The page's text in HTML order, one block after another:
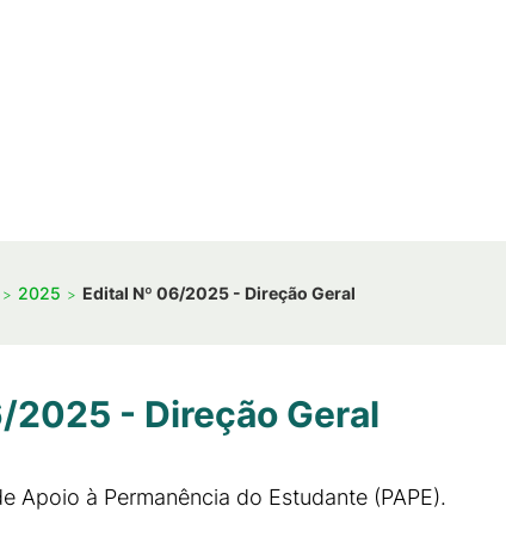
2025 Edital Nº 06/2025 - Direção Geral
2025 - Direção Geral
Apoio à Permanência do Estudante (PAPE).